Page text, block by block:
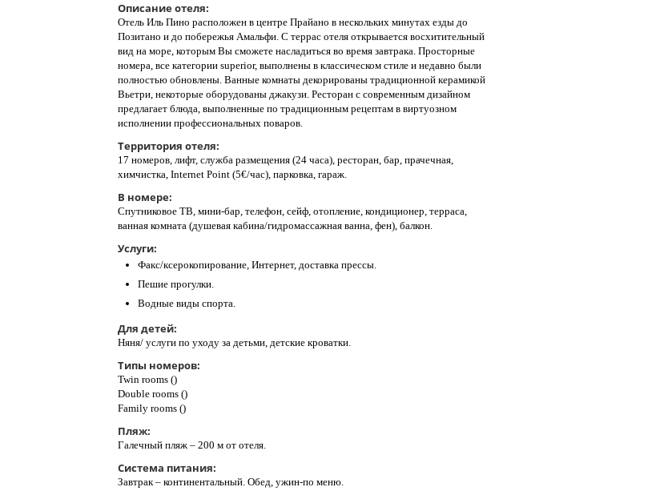
Описание отеля:
Отель Иль Пино расположен в центре Прайано в нескольких минутах езды до
Позитано и до побережья Амальфи. С террас отеля открывается восхитительный
вид на море, которым Вы сможете насладиться во время завтрака. Просторные
номера, все категории superior, выполнены в классическом стиле и недавно были
полностью обновлены. Ванные комнаты декорированы традиционной керамикой
Вьетри, некоторые оборудованы джакузи. Ресторан с современным дизайном
предлагает блюда, выполненные по традиционным рецептам в виртуозном
исполнении профессиональных поваров.
Территория отеля:
17 номеров, лифт, служба размещения (24 часа), ресторан, бар, прачечная,
химчистка, Internet Point (5€/час), парковка, гараж.
В номере:
Спутниковое ТВ, мини-бар, телефон, сейф, отопление, кондиционер, терраса,
ванная комната (душевая кабина/гидромассажная ванна, фен), балкон.
Услуги:
Факс/ксерокопирование, Интернет, доставка прессы.
Пешие прогулки.
Водные виды спорта.
Для детей:
Няня/ услуги по уходу за детьми, детские кроватки.
Типы номеров:
Twin rooms ()
Double rooms ()
Family rooms ()
Пляж:
Галечный пляж – 200 м от отеля.
Система питания:
Завтрак – континентальный. Обед, ужин-по меню.